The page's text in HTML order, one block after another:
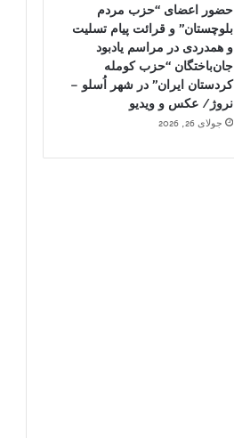
حضور اعضای “حزب مردم
بلوچستان” و قرائت پیام تسلیت
و همدردی در مراسم یادبود
جان‌باختگان “حزب کومله
کردستان ایران” در شهر اُسلو –
نروژ/ عکس و ویدیو
جولای 26, 2026